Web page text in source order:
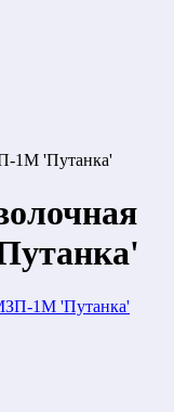
1М 'Путанка'